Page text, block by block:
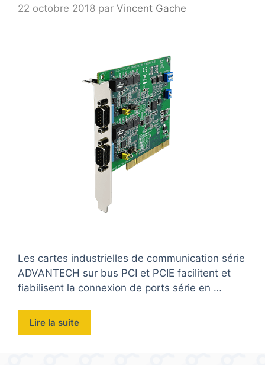
22 octobre 2018 par Vincent Gache
Les cartes industrielles de communication série
ADVANTECH sur bus PCI et PCIE facilitent et
fiabilisent la connexion de ports série en …
Lire la suite